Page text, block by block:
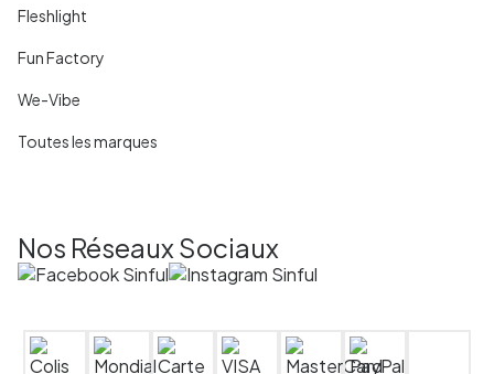
Fleshlight
Fun Factory
We-Vibe
Toutes les marques
Nos Réseaux Sociaux